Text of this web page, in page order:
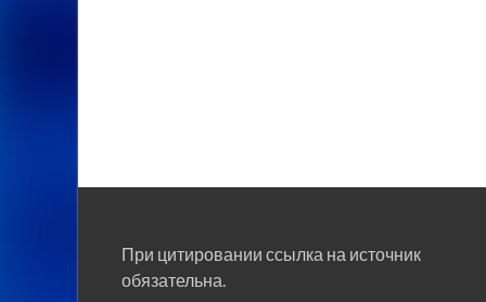
При цитировании ссылка на источник
обязательна.